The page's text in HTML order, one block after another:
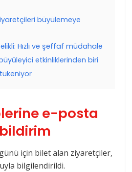
ziyaretçileri büyülemeye
Hızlı ve şeffaf müdahale
etkinliklerinden biri
e-posta
için bilet alan ziyaretçiler,
bilgilendirildi.